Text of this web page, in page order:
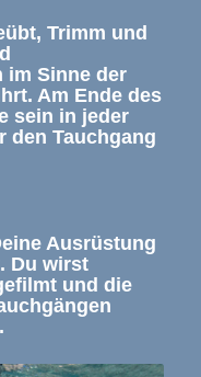
Trimm und
im Sinne der
Am Ende des
sein in jeder
den Tauchgang
Ausrüstung
Du wirst
und die